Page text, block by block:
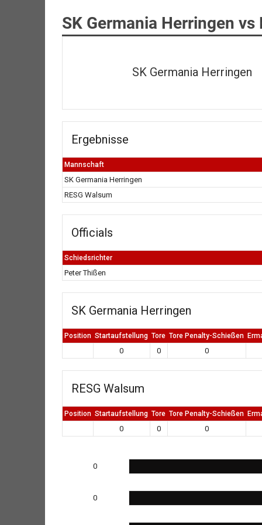
SK Germania Herringen vs
SK Germania Herringen
Ergebnisse
Mannschaft
SK Germania Herringen
RESG Walsum
Officials
Schiedsrichter
Peter Thißen
SK Germania Herringen
Position Startaufstellung Tore Tore Penalty-Schießen
0 0 0
RESG Walsum
Position Startaufstellung Tore Tore Penalty-Schießen
0 0 0
0
0